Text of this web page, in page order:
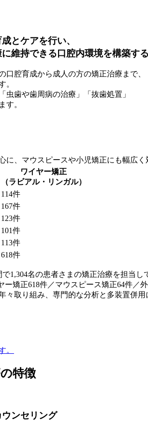
とケアを行い、
維持できる口腔内環境を構築する
口腔育成から成人の方の矯正治療まで、
。
虫歯や歯周病の治療」「抜歯処置」
す。
に、マウスピースや小児矯正にも幅広く
ワイヤー矯正
（ラビアル・リンガル）
114件
167件
123件
101件
113件
618件
で1,304名の患者さまの矯正治療を担当 し
ー矯正618件／マウスピース矯正64件／
々取り組み、専門的な分析と多装置併用
。
特徴
ンセリング